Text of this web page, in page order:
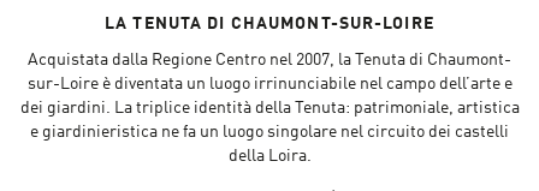
LA TENUTA DI CHAUMONT-SUR-LOIRE
Acquistata dalla Regione Centro nel 2007, la Tenuta di Chaumont-
sur-Loire è diventata un luogo irrinunciabile nel campo dell’arte e
dei giardini. La triplice identità della Tenuta: patrimoniale, artistica
e giardinieristica ne fa un luogo singolare nel circuito dei castelli
della Loira.